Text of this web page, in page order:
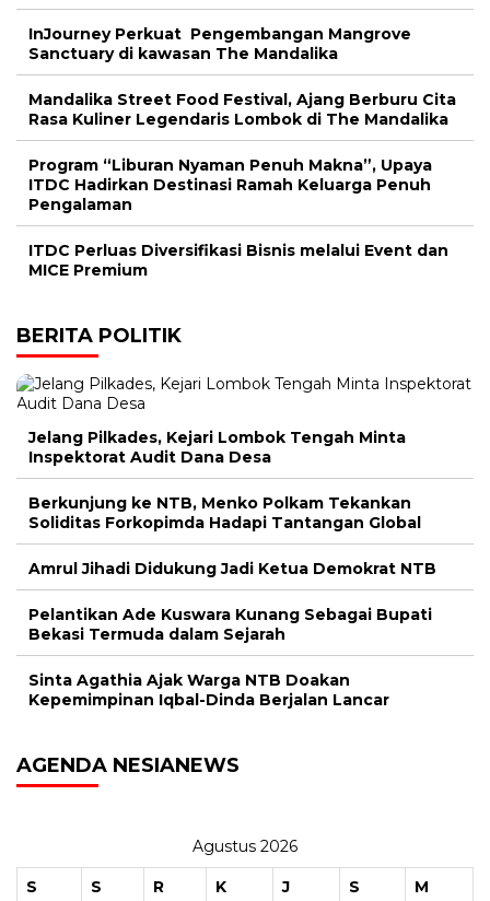
InJourney Perkuat Pengembangan Mangrove
Sanctuary di kawasan The Mandalika
Mandalika Street Food Festival, Ajang Berburu Cita
Rasa Kuliner Legendaris Lombok di The Mandalika
Program “Liburan Nyaman Penuh Makna”, Upaya
ITDC Hadirkan Destinasi Ramah Keluarga Penuh
Pengalaman
ITDC Perluas Diversifikasi Bisnis melalui Event dan
MICE Premium
BERITA POLITIK
Jelang Pilkades, Kejari Lombok Tengah Minta
Inspektorat Audit Dana Desa
Berkunjung ke NTB, Menko Polkam Tekankan
Soliditas Forkopimda Hadapi Tantangan Global
Amrul Jihadi Didukung Jadi Ketua Demokrat NTB
Pelantikan Ade Kuswara Kunang Sebagai Bupati
Bekasi Termuda dalam Sejarah
Sinta Agathia Ajak Warga NTB Doakan
Kepemimpinan Iqbal-Dinda Berjalan Lancar
AGENDA NESIANEWS
Agustus 2026
S S R K J S
M